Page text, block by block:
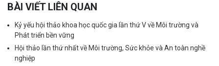
BÀI VIẾT LIÊN QUAN
Kỷ yếu hội thảo khoa học quốc gia lần thứ V về Môi trường và
Phát triển bền vững
Hội thảo lần thứ nhất về Môi trường, Sức khỏe và An toàn nghề
nghiệp